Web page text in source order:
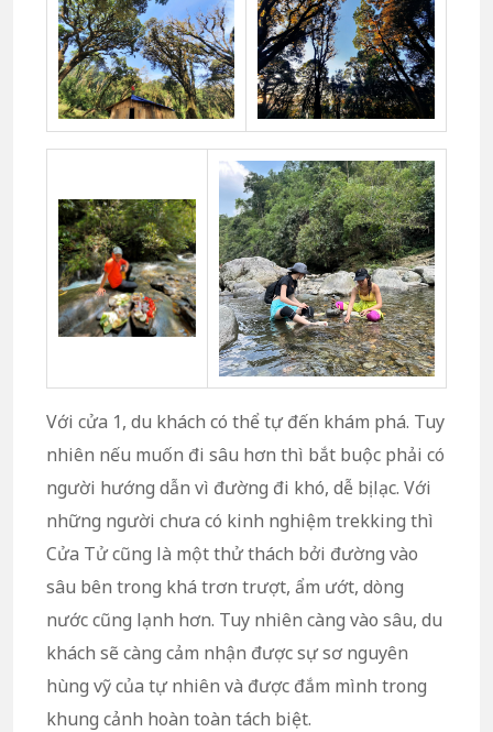
Với cửa 1, du khách có thể tự đến khám phá. Tuy
nhiên nếu muốn đi sâu hơn thì bắt buộc phải có
người hướng dẫn vì đường đi khó, dễ bị lạc. Với
những người chưa có kinh nghiệm trekking thì
Cửa Tử cũng là một thử thách bởi đường vào
sâu bên trong khá trơn trượt, ẩm ướt, dòng
nước cũng lạnh hơn. Tuy nhiên càng vào sâu, du
khách sẽ càng cảm nhận được sự sơ nguyên
hùng vỹ của tự nhiên và được đắm mình trong
khung cảnh hoàn toàn tách biệt.